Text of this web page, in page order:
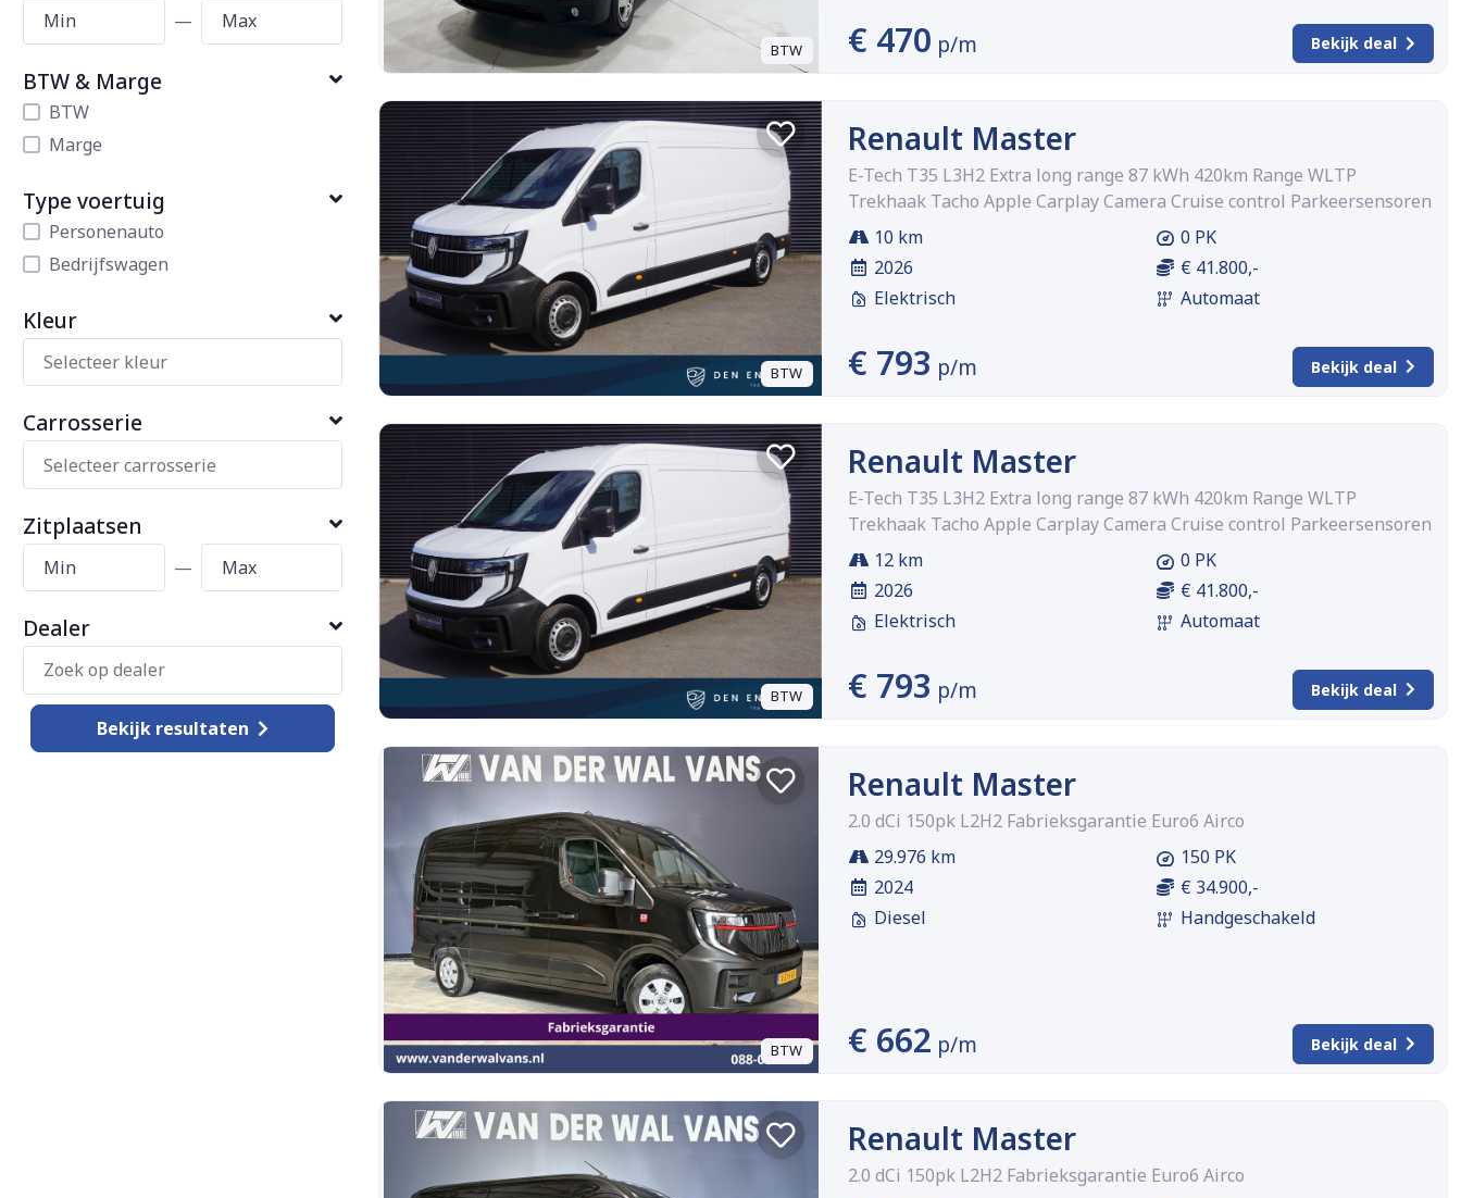
—
BTW & Marge
BTW
Marge
Type voertuig
Personenauto
Bedrijfswagen
Kleur
Carrosserie
Zitplaatsen
—
Dealer
Bekijk resultaten
BTW € 470 p/m Bekijk deal
BTW
Renault Master
E-Tech T35 L3H2 Extra long range 87 kWh 420km Range WLTP
Trekhaak Tacho Apple Carplay Camera Cruise control Parkeersensoren
10 km
2026
Elektrisch
0 PK
€ 41.800,-
Automaat
€ 793 p/m Bekijk deal
BTW
Renault Master
E-Tech T35 L3H2 Extra long range 87 kWh 420km Range WLTP
Trekhaak Tacho Apple Carplay Camera Cruise control Parkeersensoren
12 km
2026
Elektrisch
0 PK
€ 41.800,-
Automaat
€ 793 p/m Bekijk deal
BTW
Renault Master
2.0 dCi 150pk L2H2 Fabrieksgarantie Euro6 Airco
29.976 km
2024
Diesel
150 PK
€ 34.900,-
Handgeschakeld
€ 662 p/m Bekijk deal
Renault Master
2.0 dCi 150pk L2H2 Fabrieksgarantie Euro6 Airco